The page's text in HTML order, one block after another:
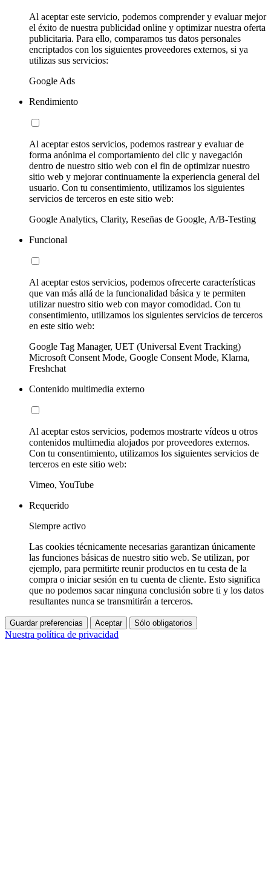
Al aceptar este servicio, podemos comprender y evaluar mejor
el éxito de nuestra publicidad online y optimizar nuestra oferta
publicitaria. Para ello, comparamos tus datos personales
encriptados con los siguientes proveedores externos, si ya
utilizas sus servicios:
Google Ads
Rendimiento
Al aceptar estos servicios, podemos rastrear y evaluar de
forma anónima el comportamiento del clic y navegación
dentro de nuestro sitio web con el fin de optimizar nuestro
sitio web y mejorar continuamente la experiencia general del
usuario. Con tu consentimiento, utilizamos los siguientes
servicios de terceros en este sitio web:
Google Analytics, Clarity, Reseñas de Google, A/B-Testing
Funcional
Al aceptar estos servicios, podemos ofrecerte características
que van más allá de la funcionalidad básica y te permiten
utilizar nuestro sitio web con mayor comodidad. Con tu
consentimiento, utilizamos los siguientes servicios de terceros
en este sitio web:
Google Tag Manager, UET (Universal Event Tracking)
Microsoft Consent Mode, Google Consent Mode, Klarna,
Freshchat
Contenido multimedia externo
Al aceptar estos servicios, podemos mostrarte vídeos u otros
contenidos multimedia alojados por proveedores externos.
Con tu consentimiento, utilizamos los siguientes servicios de
terceros en este sitio web:
Vimeo, YouTube
Requerido
Siempre activo
Las cookies técnicamente necesarias garantizan únicamente
las funciones básicas de nuestro sitio web. Se utilizan, por
ejemplo, para permitirte reunir productos en tu cesta de la
compra o iniciar sesión en tu cuenta de cliente. Esto significa
que no podemos sacar ninguna conclusión sobre ti y los datos
resultantes nunca se transmitirán a terceros.
Guardar preferencias Aceptar Sólo obligatorios
Nuestra política de privacidad